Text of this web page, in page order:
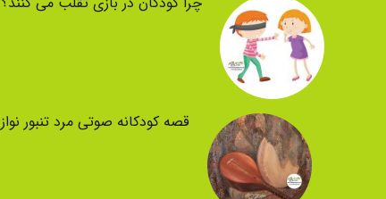
قصه کودکانه صوتی مرد تنبور نواز